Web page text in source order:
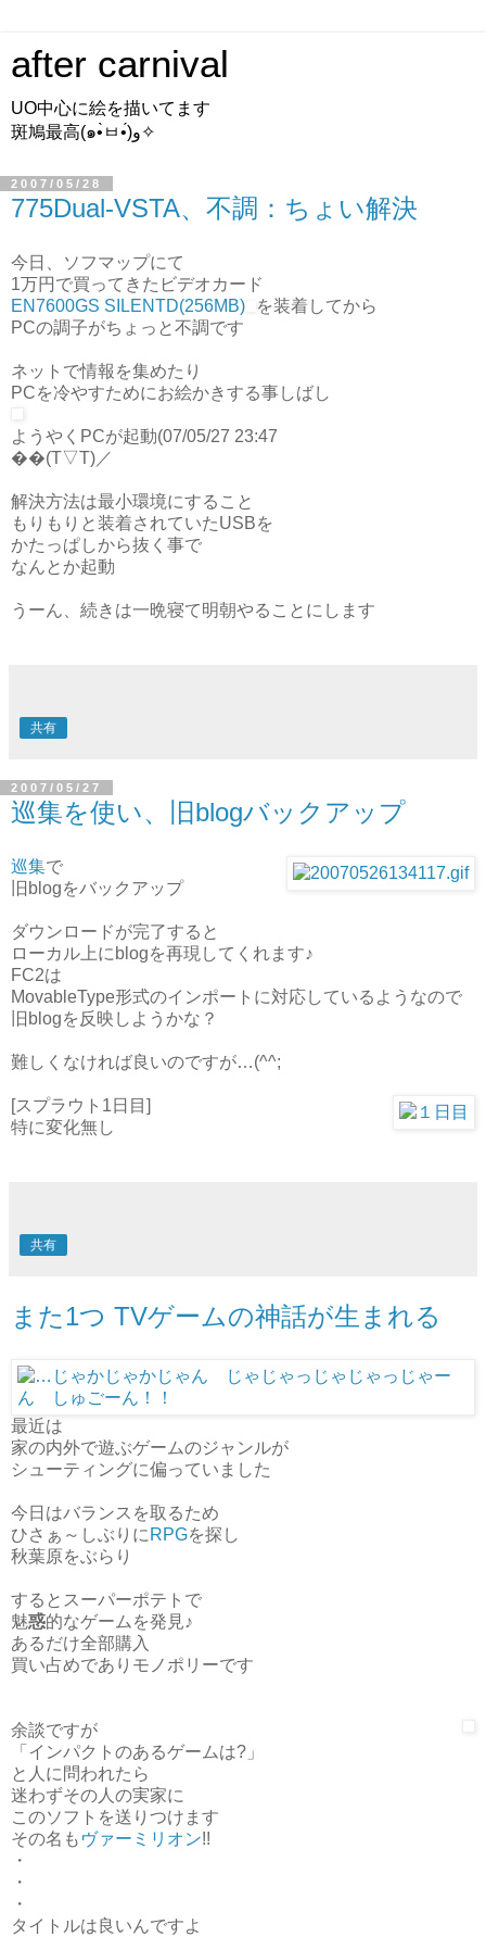
after carnival
UO中心に絵を描いてます
斑鳩最高(๑•̀ㅂ•́)و✧
2007/05/28
775Dual-VSTA、不調：ちょい解決
今日、ソフマップにて
1万円で買ってきたビデオカード
EN7600GS SILENTD(256MB)
を装着してから
PCの調子がちょっと不調です
ネットで情報を集めたり
PCを冷やすためにお絵かきする事しばし
ようやくPCが起動(07/05/27 23:47
��(T▽T)／
解決方法は最小環境にすること
もりもりと装着されていたUSBを
かたっぱしから抜く事で
なんとか起動
うーん、続きは一晩寝て明朝やることにします
共有
2007/05/27
巡集を使い、旧blogバックアップ
巡集で
旧blogをバックアップ
ダウンロードが完了すると
ローカル上にblogを再現してくれます♪
FC2は
MovableType形式のインポートに対応しているようなので
旧blogを反映しようかな？
難しくなければ良いのですが…(^^;
[スプラウト1日目]
特に変化無し
共有
また1つ TVゲームの神話が生まれる
最近は
家の内外で遊ぶゲームのジャンルが
シューティングに偏っていました
今日はバランスを取るため
ひさぁ～しぶりに RPGを探し
秋葉原をぶらり
するとスーパーポテトで
魅惑的なゲームを発見♪
あるだけ全部購入
買い占めでありモノポリーです
余談ですが
「インパクトのあるゲームは?」
と人に問われたら
迷わずその人の実家に
このソフトを送りつけます
その名も ヴァーミリオン!!
・
・
・
タイトルは良いんですよ